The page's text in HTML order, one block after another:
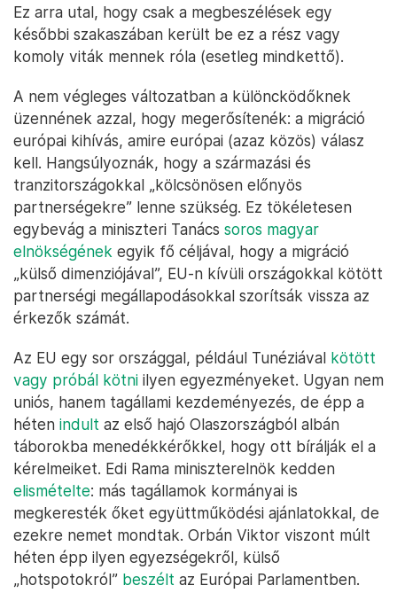
Ez arra utal, hogy csak a megbeszélések egy
későbbi szakaszában került be ez a rész vagy
komoly viták mennek róla (esetleg mindkettő).
A nem végleges változatban a különcködőknek
üzennének azzal, hogy megerősítenék: a migráció
európai kihívás, amire európai (azaz közös) válasz
kell. Hangsúlyoznák, hogy a származási és
tranzitországokkal „kölcsönösen előnyös
partnerségekre” lenne szükség. Ez tökéletesen
egybevág a miniszteri Tanács soros magyar
elnökségének egyik fő céljával, hogy a migráció
„külső dimenziójával”, EU-n kívüli országokkal kötött
partnerségi megállapodásokkal szorítsák vissza az
érkezők számát.
Az EU egy sor országgal, például Tunéziával kötött
vagy próbál kötni ilyen egyezményeket. Ugyan nem
uniós, hanem tagállami kezdeményezés, de épp a
héten indult az első hajó Olaszországból albán
táborokba menedékkérőkkel, hogy ott bírálják el a
kérelmeiket. Edi Rama miniszterelnök kedden
elismételte: más tagállamok kormányai is
megkeresték őket együttműködési ajánlatokkal, de
ezekre nemet mondtak. Orbán Viktor viszont múlt
héten épp ilyen egyezségekről, külső
„hotspotokról” beszélt az Európai Parlamentben.